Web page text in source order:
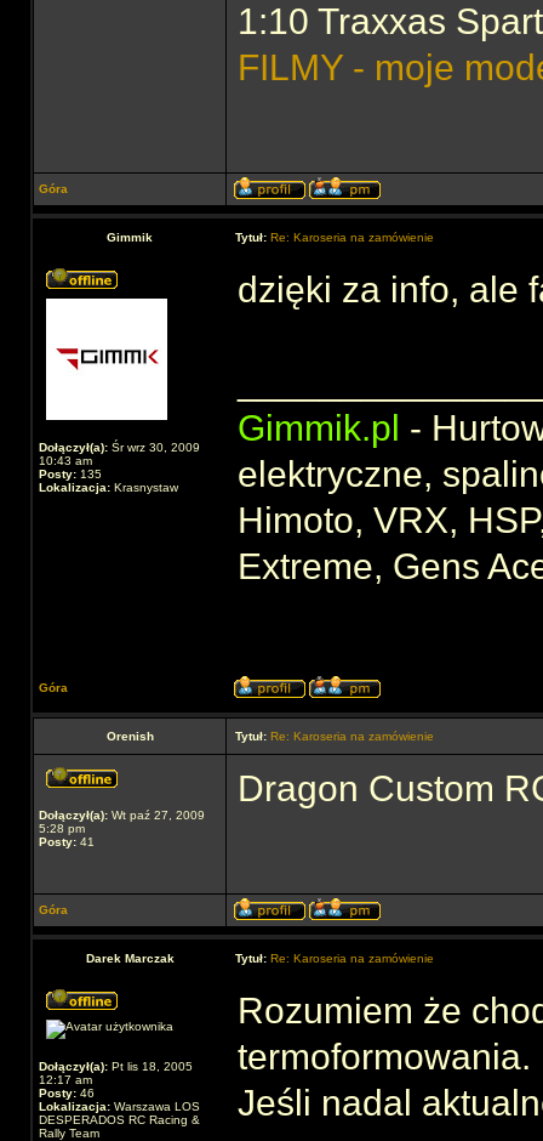
1:10 Traxxas
FILMY - moje
Góra
Gimmik Tytuł: Re: Karoseria na zamówienie
Dołączył(a): Śr wrz 30, 2009
10:43 am
Posty: 135
Lokalizacja: Krasnystaw
dzięki za info, ale
Gimmik.pl -
elektryczne,
Himoto, VRX,
Extreme, Gens
Góra
Orenish Tytuł: Re: Karoseria na zamówienie
Dołączył(a): Wt paź 27, 2009
5:28 pm
Posty: 41
Dragon Custom
Góra
Darek Marczak Tytuł: Re: Karoseria na zamówienie
Dołączył(a): Pt lis 18, 2005
12:17 am
Posty: 46
Lokalizacja: Warszawa LOS
DESPERADOS RC Racing &
Rally Team
Rozumiem że
termoformowania.
Jeśli nadal